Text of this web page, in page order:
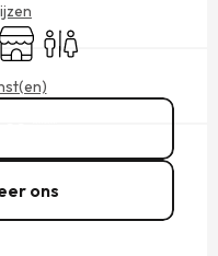
toegelaten
Winkel opToiletten
ons